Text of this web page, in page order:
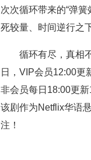
次次循环带来的“弹
死较量、时间逆行之
循环有尽，真相
日，VIP会员12:00更
非会员每日18:00更
该剧作为Netflix华语
注！